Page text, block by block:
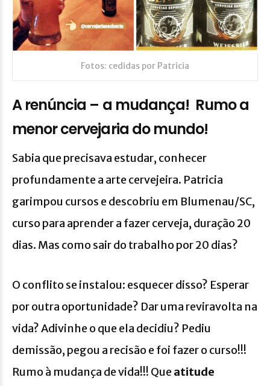
Fotos: cedidas por Patricia
A renúncia – a mudança! Rumo a
menor cervejaria do mundo!
Sabia que precisava estudar, conhecer
profundamente a arte cervejeira. Patricia
garimpou cursos e descobriu em Blumenau/SC,
curso para aprender a fazer cerveja, duração 20
dias. Mas como sair do trabalho por 20 dias?
O conflito se instalou: esquecer disso? Esperar
por outra oportunidade? Dar uma reviravolta na
vida? Adivinhe o que ela decidiu? Pediu
demissão, pegou a recisão e foi fazer o curso!!!
Rumo à mudança de vida!!! Queatitude